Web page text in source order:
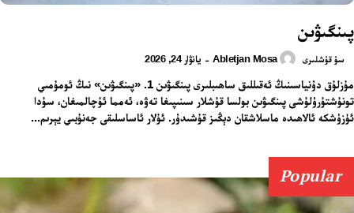
پىنگىۋىن
سۇ قۇشلىرى Abletjan Mosa
- يانۋار 24, 2026
مۇزلۇق دۇنياسىنىڭ ئەقىللىق ساھىبلىرى پىنگىۋىن 1. «پىنگىۋىن» نىڭ ئومۇمىي
تونۇشتۇرۇلۇشى پىنگىۋىن بولسا قۇشلار سىنىپىغا تەۋە، ئەمما ئۇچالمىغان، سۇدا
ئۈزۈشكە ئالاھىدە ماسلاشقان دېڭىز قۇشىدۇر. ئۇلار ئاساسلىقى جەنۇبىي يېرىم...
Popular